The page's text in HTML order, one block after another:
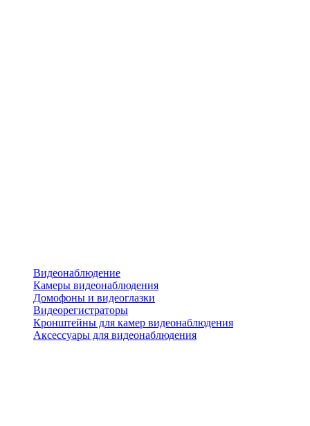
Видеонаблюдение
Камеры видеонаблюдения
Домофоны и видеоглазки
Видеорегистраторы
Кронштейны для камер видеонаблюдения
Аксессуары для видеонаблюдения